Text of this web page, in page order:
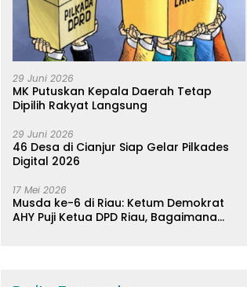
29 Juni 2026
MK Putuskan Kepala Daerah Tetap
Dipilih Rakyat Langsung
29 Juni 2026
46 Desa di Cianjur Siap Gelar Pilkades
Digital 2026
17 Mei 2026
Musda ke-6 di Riau: Ketum Demokrat
AHY Puji Ketua DPD Riau, Bagaimana